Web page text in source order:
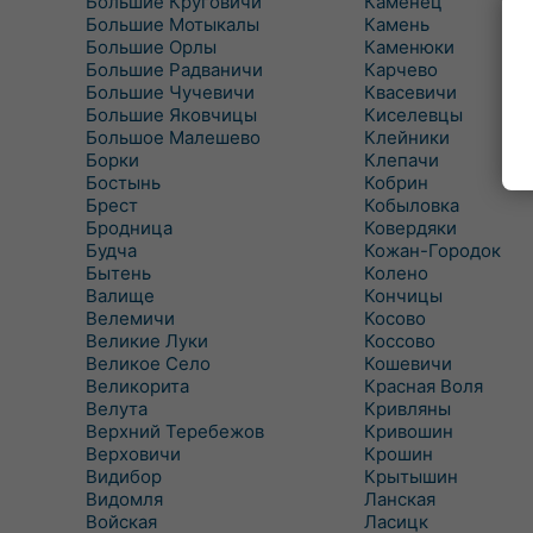
Большие Мотыкалы
Большие Орлы
Большие Радваничи
Большие Чучевичи
Большие Яковчицы
Большое Малешево
Борки
Бостынь
Брест
Бродница
Будча
Бытень
Валище
Велемичи
Великие Луки
Великое Село
Великорита
Велута
Верхний Теребежов
Верховичи
Видибор
Видомля
Войская
Камень
Каменюки
Карчево
Квасевичи
Киселевцы
Клейники
Клепачи
Кобрин
Кобыловка
Ковердяки
Кожан-Городок
Колено
Кончицы
Косово
Коссово
Кошевичи
Красная Воля
Кривляны
Кривошин
Крошин
Крытышин
Ланская
Ласицк